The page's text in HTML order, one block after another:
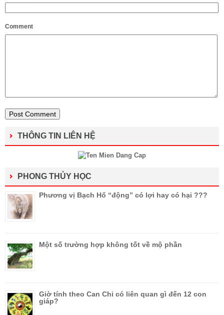
Comment
THÔNG TIN LIÊN HỆ
PHONG THỦY HỌC
Phương vị Bạch Hổ “động” có lợi hay có hại ???
Một số trường hợp không tốt về mộ phần
Giờ tính theo Can Chi có liên quan gì đến 12 con
giáp?